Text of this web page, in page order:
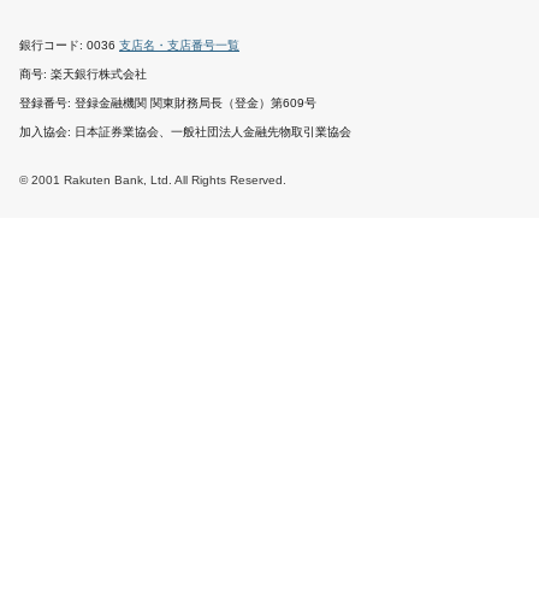
銀行コード 0036 支店名・支店番号一覧
商号 楽天銀行株式会社
登録番号 登録金融機関 関東財務局長（登金）第609号
加入協会 日本証券業協会、一般社団法人金融先物取引業協会
© 2001 Rakuten Bank, Ltd. All Rights Reserved.